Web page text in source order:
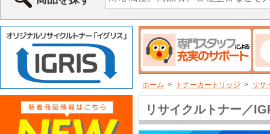
ホーム > トナーカートリッジ > リサ
リサイクルトナー／